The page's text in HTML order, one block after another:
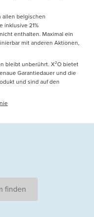
allen belgischen
inklusive 21%
enthalten. Maximal ein
mit anderen Aktionen,
bleibt unberührt. X²O bietet
Garantiedauer und die
und sind auf den
finden